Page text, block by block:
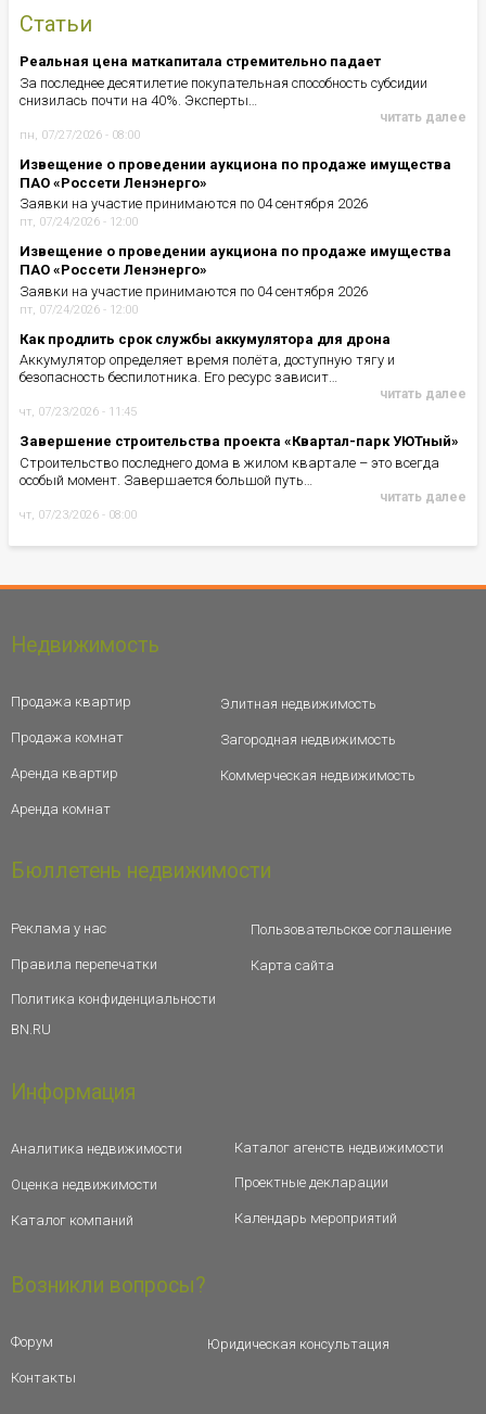
Статьи
Реальная цена маткапитала стремительно падает
За последнее десятилетие покупательная способность субсидии
снизилась почти на 40%. Эксперты…
читать далее
пн, 07/27/2026 - 08:00
Извещение о проведении аукциона по продаже имущества
ПАО «Россети Ленэнерго»
Заявки на участие принимаются по 04 сентября 2026
пт, 07/24/2026 - 12:00
Извещение о проведении аукциона по продаже имущества
ПАО «Россети Ленэнерго»
Заявки на участие принимаются по 04 сентября 2026
пт, 07/24/2026 - 12:00
Как продлить срок службы аккумулятора для дрона
Аккумулятор определяет время полёта, доступную тягу и
безопасность беспилотника. Его ресурс зависит…
читать далее
чт, 07/23/2026 - 11:45
Завершение строительства проекта «Квартал-парк УЮТный»
Строительство последнего дома в жилом квартале – это всегда
особый момент. Завершается большой путь…
читать далее
чт, 07/23/2026 - 08:00
Недвижимость
Продажа квартир
Продажа комнат
Аренда квартир
Аренда комнат
Элитная недвижимость
Загородная недвижимость
Коммерческая недвижимость
Бюллетень недвижимости
Реклама у нас
Правила перепечатки
Политика конфиденциальности
BN.RU
Пользовательское соглашение
Карта сайта
Информация
Аналитика недвижимости
Оценка недвижимости
Каталог компаний
Каталог агенств недвижимости
Проектные декларации
Календарь мероприятий
Возникли вопросы?
Форум
Контакты
Юридическая консультация